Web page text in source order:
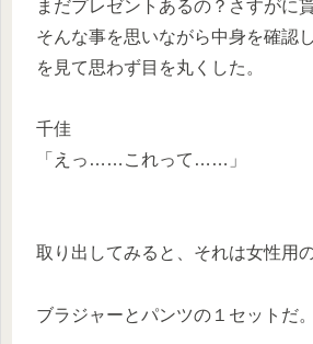
まだプレゼントあるの？さすが
そんな事を思いながら中身を確認
を見て思わず目を丸くした。
千佳
「えっ……これって……」
取り出してみると、それは女性用
ブラジャーとパンツの１セットだ。